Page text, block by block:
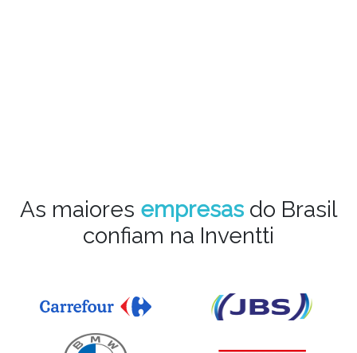
As maiores empresas do Brasil
confiam na Inventti